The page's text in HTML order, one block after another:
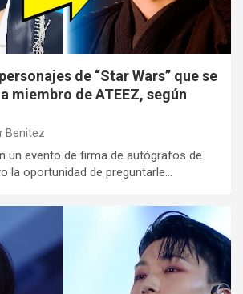
de “Star Wars” que se
miembro de ATEEZ, según
Benitez
un evento de firma de autógrafos de
la oportunidad de preguntarle…